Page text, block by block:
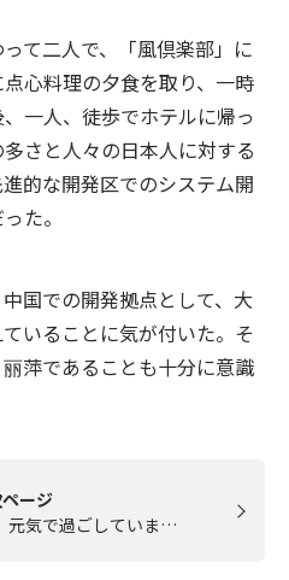
て二人で、「風倶楽部」に
心料理の夕食を取り、一時
一人、徒歩でホテルに帰っ
さと人々の日本人に対する
的な開発区でのシステム開
た。
国での開発拠点として、大
いることに気が付いた。そ
萍であることも十分に意識
ージ
元気で過ごしていま…